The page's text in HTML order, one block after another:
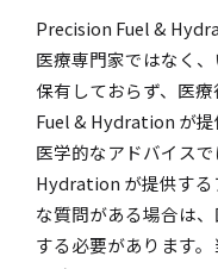
Precision Fuel &
医療専門家ではなく
保有しておらず、医
Fuel & Hydration が提
医学的なアドバイス
Hydration が提供する
な質問がある場合は
する必要があります